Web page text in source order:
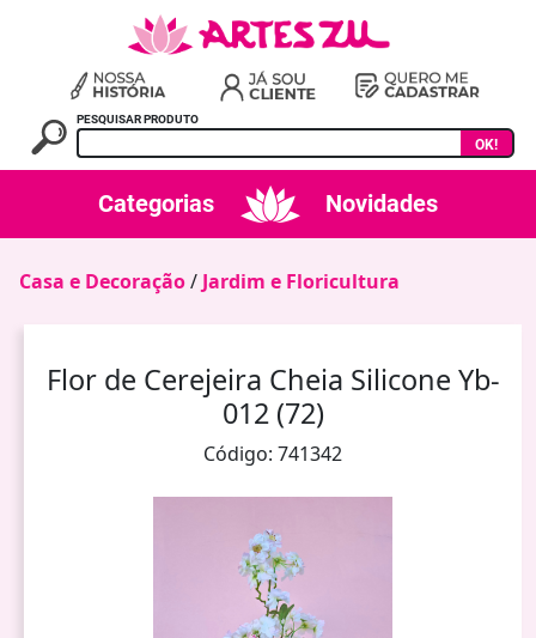
PESQUISAR PRODUTO
OK!
Categorias Novidades
Casa e Decoração/ Jardim e Floricultura
Flor de Cerejeira Cheia Silicone Yb-
012 (72)
Código: 741342